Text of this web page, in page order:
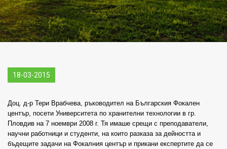
18-03-2015
Доц. д-р Тери Врабчева, ръководител на Българския Фокален
център, посети Университета по хранителни технологии в гр.
Пловдив на 7 ноември 2008 г. Тя имаше срещи с преподаватели,
научни работници и студенти, на които разказа за дейността и
бъдещите задачи на Фокалния център и прикани експертите да се